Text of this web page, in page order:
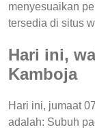
menyesuaikan
tersedia di situs
Hari ini,
Kamboja
Hari ini, jumaat
adalah: Subuh